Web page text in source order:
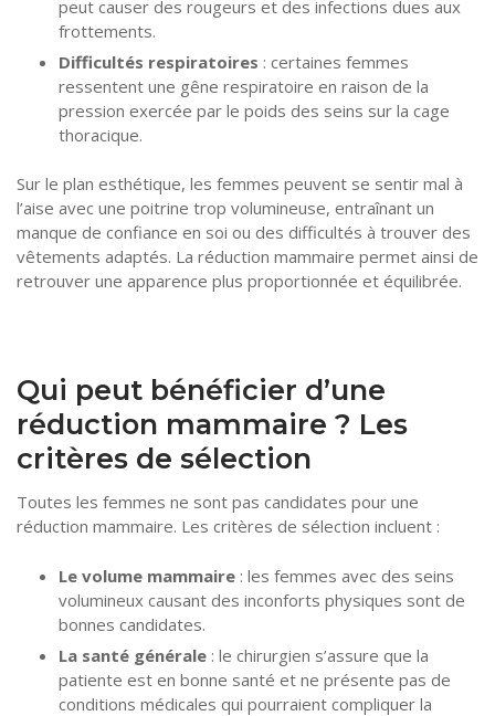
peut causer des rougeurs et des infections dues aux
frottements.
Difficultés respiratoires : certaines femmes
ressentent une gêne respiratoire en raison de la
pression exercée par le poids des seins sur la cage
thoracique.
Sur le plan esthétique, les femmes peuvent se sentir mal à
l’aise avec une poitrine trop volumineuse, entraînant un
manque de confiance en soi ou des difficultés à trouver des
vêtements adaptés. La réduction mammaire permet ainsi de
retrouver une apparence plus proportionnée et équilibrée.
Qui peut bénéficier d’une
réduction mammaire ? Les
critères de sélection
Toutes les femmes ne sont pas candidates pour une
réduction mammaire. Les critères de sélection incluent :
Le volume mammaire: les femmes avec des seins
volumineux causant des inconforts physiques sont de
bonnes candidates.
La santé générale: le chirurgien s’assure que la
patiente est en bonne santé et ne présente pas de
conditions médicales qui pourraient compliquer la